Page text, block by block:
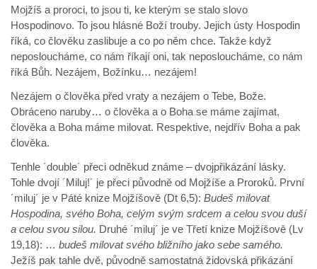
Mojžíš a proroci, to jsou ti, ke kterým se stalo slovo
Hospodinovo. To jsou hlásné Boží trouby. Jejich ústy Hospodin
říká, co člověku zaslibuje a co po něm chce. Takže když
neposloucháme, co nám říkají oni, tak neposloucháme, co nám
říká Bůh. Nezájem, Božínku… nezájem!
Nezájem o člověka před vraty a nezájem o Tebe, Bože.
Obráceno naruby… o člověka a o Boha se máme zajímat,
člověka a Boha máme milovat. Respektive, nejdřív Boha a pak
člověka.
Tenhle ´double´ přeci odněkud známe – dvojpřikázání lásky.
Tohle dvojí ´Miluj!´ je přeci původně od Mojžíše a Proroků. První
´miluj´ je v Páté knize Mojžíšově (Dt 6,5): Budeš milovat
Hospodina, svého Boha, celým svým srdcem a celou svou duší
a celou svou silou. Druhé ´miluj´ je ve Třetí knize Mojžíšově (Lv
19,18): … budeš milovat svého bližního jako sebe samého.
Ježíš pak tahle dvě, původně samostatná židovská přikázání